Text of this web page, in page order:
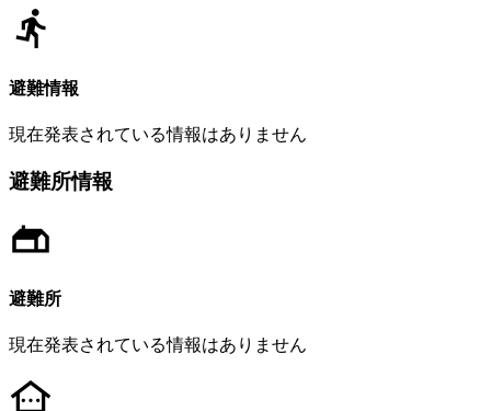
避難情報
現在発表されている情報はありません
避難所情報
避難所
現在発表されている情報はありません